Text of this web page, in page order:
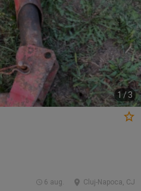
1 /3
Cluj-Napoca, CJ
6 aug.